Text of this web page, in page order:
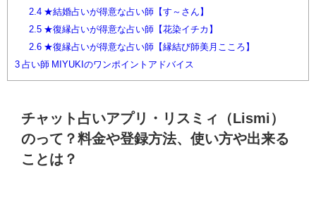
2.4★結婚占いが得意な占い師【す～さん】
2.5★復縁占いが得意な占い師【花染イチカ】
2.6★復縁占いが得意な占い師【縁結び師美月こころ】
3 占い師 MIYUKIのワンポイントアドバイス
チャット占いアプリ・リスミィ（Lismi）
のって？料金や登録方法、使い方や出来る
ことは？